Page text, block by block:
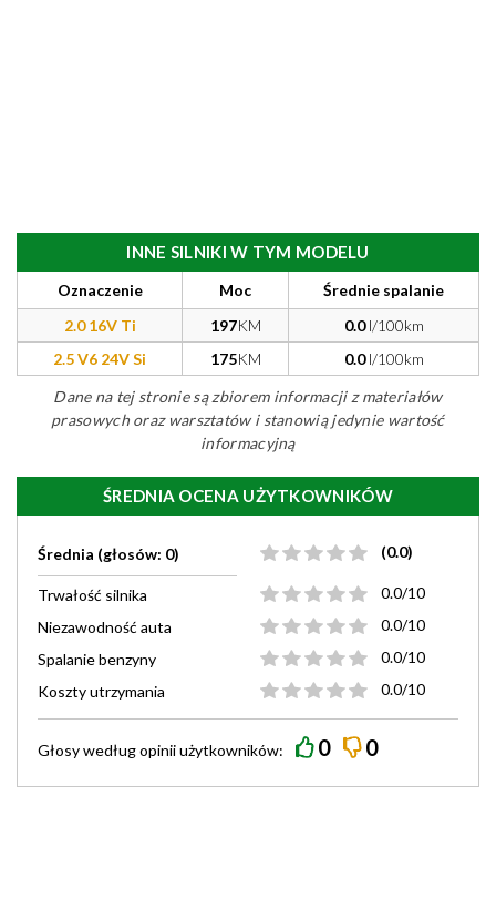
INNE SILNIKI W TYM MODELU
Oznaczenie Moc
Średnie spalanie
2.0 16V Ti
197KM 0.0l/100km
2.5 V6 24V Si
175KM 0.0l/100km
Dane na tej stronie są zbiorem informacji z materiałów
prasowych oraz warsztatów i stanowią jedynie wartość
informacyjną
ŚREDNIA OCENA UŻYTKOWNIKÓW
Średnia (głosów: 0) (0.0)
Trwałość silnika
0.0/10
Niezawodność auta
0.0/10
Spalanie benzyny
0.0/10
Koszty utrzymania
0.0/10
Głosy wedługopiniiużytkowników: 0 0